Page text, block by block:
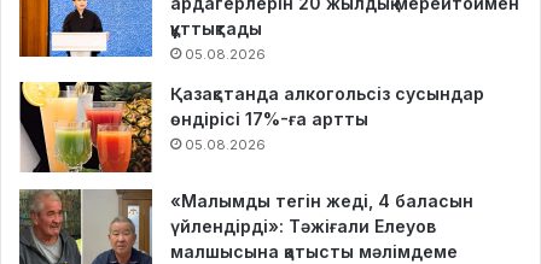
құттықтады
05.08.2026
Қазақстанда алкогольсіз сусындар
өндірісі 17%-ға артты
05.08.2026
«Малымды тегін жеді, 4 баласын
үйлендірді»: Тәжіғали Елеуов
малшысына қатысты мәлімдеме